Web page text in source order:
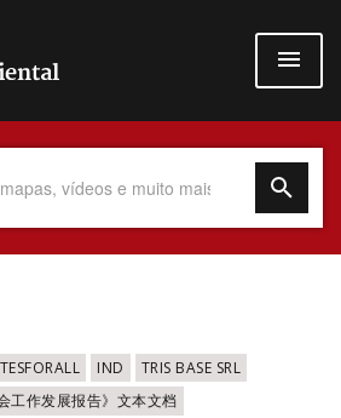
IND
TRIS BASE SRL
工作发展报告》文本文档